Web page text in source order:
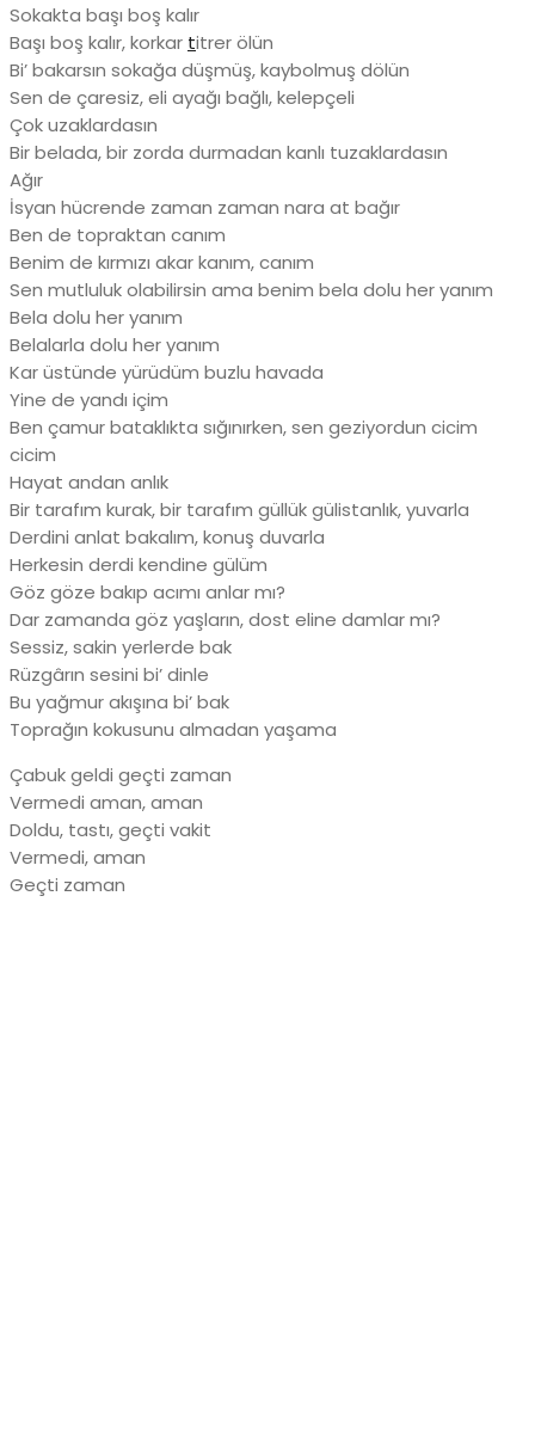
Sokakta başı boş kalır
Başı boş kalır, korkar titrer ölün
Bi’ bakarsın sokağa düşmüş, kaybolmuş dölün
Sen de çaresiz, eli ayağı bağlı, kelepçeli
Çok uzaklardasın
Bir belada, bir zorda durmadan kanlı tuzaklardasın
Ağır
İsyan hücrende zaman zaman nara at bağır
Ben de topraktan canım
Benim de kırmızı akar kanım, canım
Sen mutluluk olabilirsin ama benim bela dolu her yanım
Bela dolu her yanım
Belalarla dolu her yanım
Kar üstünde yürüdüm buzlu havada
Yine de yandı içim
Ben çamur bataklıkta sığınırken, sen geziyordun cicim
cicim
Hayat andan anlık
Bir tarafım kurak, bir tarafım güllük gülistanlık, yuvarla
Derdini anlat bakalım, konuş duvarla
Herkesin derdi kendine gülüm
Göz göze bakıp acımı anlar mı?
Dar zamanda göz yaşların, dost eline damlar mı?
Sessiz, sakin yerlerde bak
Rüzgârın sesini bi’ dinle
Bu yağmur akışına bi’ bak
Toprağın kokusunu almadan yaşama
Çabuk geldi geçti zaman
Vermedi aman, aman
Doldu, tastı, geçti vakit
Vermedi, aman
Geçti zaman